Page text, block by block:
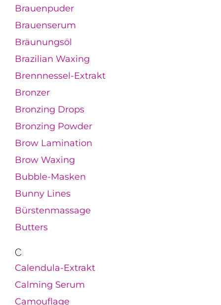
Brauenpuder
Brauenserum
Bräunungsöl
Brazilian Waxing
Brennnessel-Extrakt
Bronzer
Bronzing Drops
Bronzing Powder
Brow Lamination
Brow Waxing
Bubble-Masken
Bunny Lines
Bürstenmassage
Butters
C
Calendula-Extrakt
Calming Serum
Camouflage